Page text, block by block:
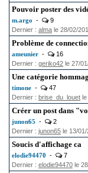
Pouvoir poster des
m.argo -
9
Dernier : alma le 28/02/
Problème de
ameunier -
16
Dernier : geriko42 le 27/
Une catégorie
timone -
47
Dernier : brise_du_louet
Créer un post dans
junon65 -
2
Dernier : junon65 le 13/
Soucis d'affichage ca
elodie94470 -
7
Dernier : elodie94470 le